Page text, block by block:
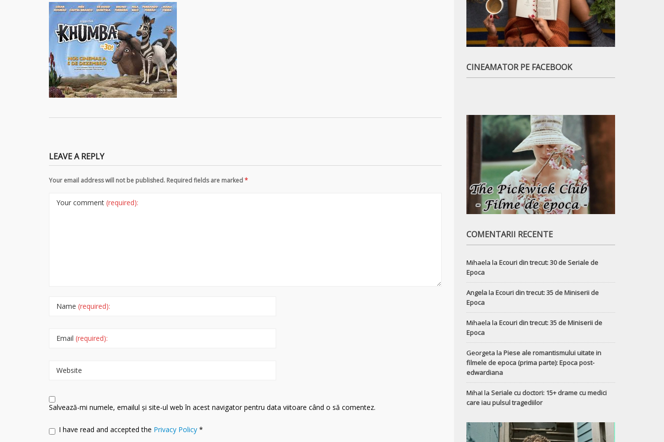
LEAVE A REPLY
Your email address will not be published. Required fields are marked*
Your comment (required):
Name (required):
Email (required):
Website
Salvează-mi numele, emailul și site-ul web în acest navigator pentru data viitoare când o să comentez.
I have read and accepted the Privacy Policy *
CINEAMATOR PE FACEBOOK
COMENTARII RECENTE
Mihaela la Ecouri din trecut: 30 de Seriale de
Epoca
Angelala Ecouri din trecut: 35 de Miniserii de
Epoca
Mihaela la Ecouri din trecut: 35 de Miniserii de
Epoca
Georgeta la Piese ale romantismului uitate in
filmele de epoca (prima parte): Epoca post-
edwardiana
MihaI la Seriale cu doctori: 15+ drame cu medici
care iau pulsul tragediilor